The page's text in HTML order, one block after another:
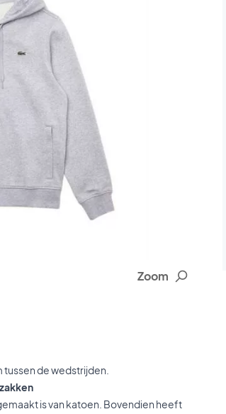
Zoom
de wedstrijden.
is van katoen. Bovendien heeft